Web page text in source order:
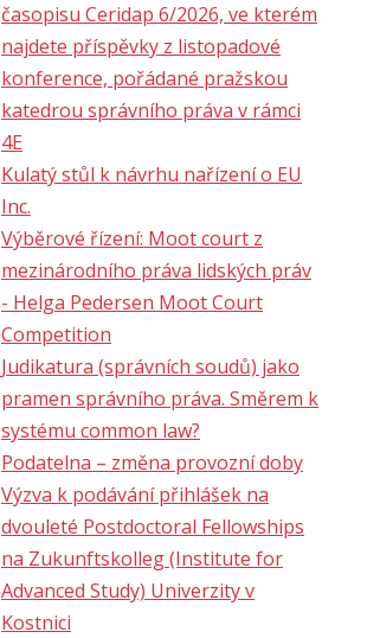
časopisu Ceridap 6/2026, ve kterém
najdete příspěvky z listopadové
konference, pořádané pražskou
katedrou správního práva v rámci
4E
Kulatý stůl k návrhu nařízení o EU
Inc.
Výběrové řízení: Moot court z
mezinárodního práva lidských práv
- Helga Pedersen Moot Court
Competition
Judikatura (správních soudů) jako
pramen správního práva. Směrem k
systému common law?
Podatelna – změna provozní doby
Výzva k podávání přihlášek na
dvouleté Postdoctoral Fellowships
na Zukunftskolleg (Institute for
Advanced Study) Univerzity v
Kostnici